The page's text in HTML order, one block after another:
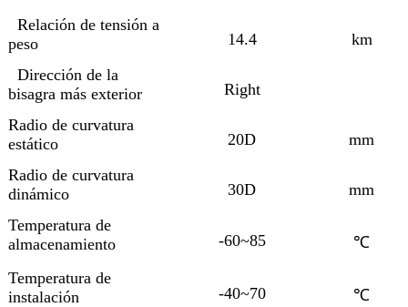
Relación de tensión a
peso
14.4
km
Dirección de la
bisagra más exterior
Right
Radio de curvatura
estático
20D
mm
Radio de curvatura
dinámico
30D
mm
Temperatura de
almacenamiento
-60~85
℃
Temperatura de
instalación
-40~70
℃